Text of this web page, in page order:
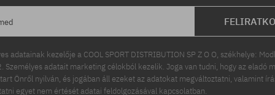
adatainak kezelője a COOL SPORT DISTRIBUTION SP Z O O, székhelye:
Személyes adatait marketing célokból kezelik. Joga van tudni, hogy az eladó
Önről nyilván, és jogában áll ezeket az adatokat megváltoztatni, valamint
egyet nem értését adatai feldolgozásával kapcsolatban.